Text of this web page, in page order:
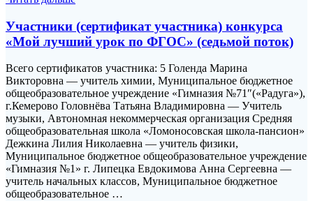
Участники (сертификат участника) конкурса
«Мой лучший урок по ФГОС» (седьмой поток)
Всего сертификатов участника: 5 Голенда Марина
Викторовна — учитель химии, Муниципальное бюджетное
общеобразовательное учреждение «Гимназия №71″(«Радуга»),
г.Кемерово Головнёва Татьяна Владимировна — Учитель
музыки, Автономная некоммерческая организация Средняя
общеобразовательная школа «Ломоносовская школа-пансион»
Дежкина Лилия Николаевна — учитель физики,
Муниципальное бюджетное общеобразовательное учреждение
«Гимназия №1» г. Липецка Евдокимова Анна Сергеевна —
учитель начальных классов, Муниципальное бюджетное
общеобразовательное …